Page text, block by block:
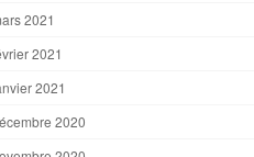
2021
2021
2021
2020